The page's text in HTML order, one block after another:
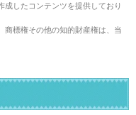
したコンテンツを提供しており
標権その他の知的財産権は、当